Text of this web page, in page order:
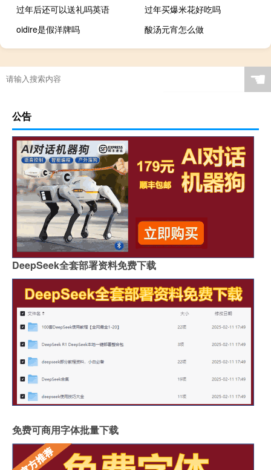
过年后还可以送礼吗英语
过年买爆米花好吃吗
oidire是假洋牌吗
酸汤元宵怎么做
☚
公告
DeepSeek全套部署资料免费下载
免费可商用字体批量下载